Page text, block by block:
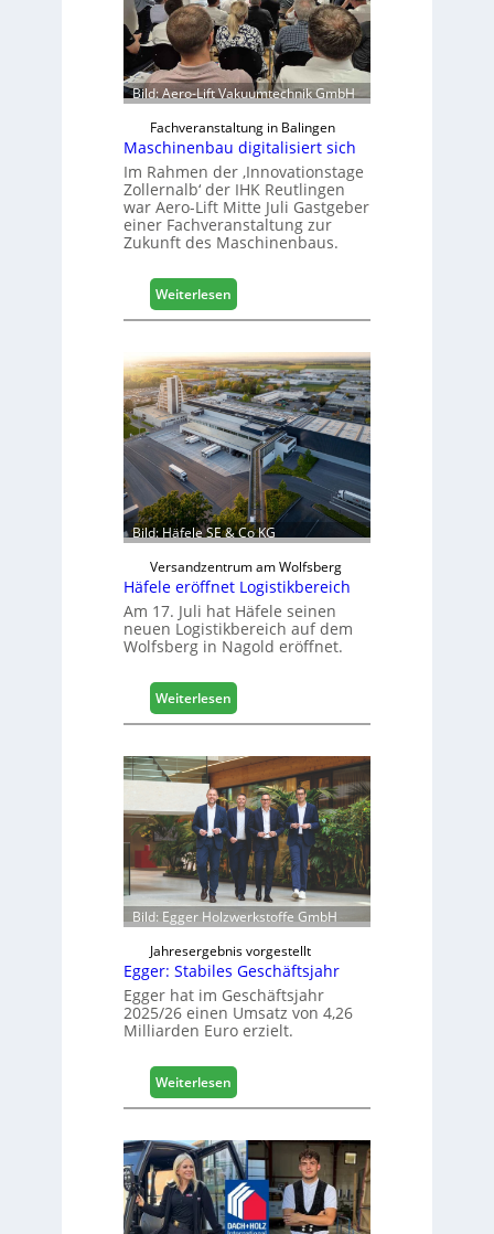
Bild: Aero-Lift Vakuumtechnik GmbH
Fachveranstaltung in Balingen
Maschinenbau digitalisiert sich
Im Rahmen der ‚Innovationstage
Zollernalb‘ der IHK Reutlingen
war Aero-Lift Mitte Juli Gastgeber
einer Fachveranstaltung zur
Zukunft des Maschinenbaus.
Weiterlesen:
M
s
c
h
i
n
e
n
b
a
u
d
i
g
i
t
i
i
e
r
t
s
c
h
Bild: Häfele SE & Co KG
Versandzentrum am Wolfsberg
Häfele eröffnet Logistikbereich
Am 17. Juli hat Häfele seinen
neuen Logistikbereich auf dem
Wolfsberg in Nagold eröffnet.
Weiterlesen:
H
f
e
l
e
e
r
ö
f
f
n
e
t
L
o
s
i
k
b
e
r
Bild: Egger Holzwerkstoffe GmbH
Jahresergebnis vorgestellt
Egger: Stabiles Geschäftsjahr
Egger hat im Geschäftsjahr
2025/26 einen Umsatz von 4,26
Milliarden Euro erzielt.
Weiterlesen:
E
g
e
r
S